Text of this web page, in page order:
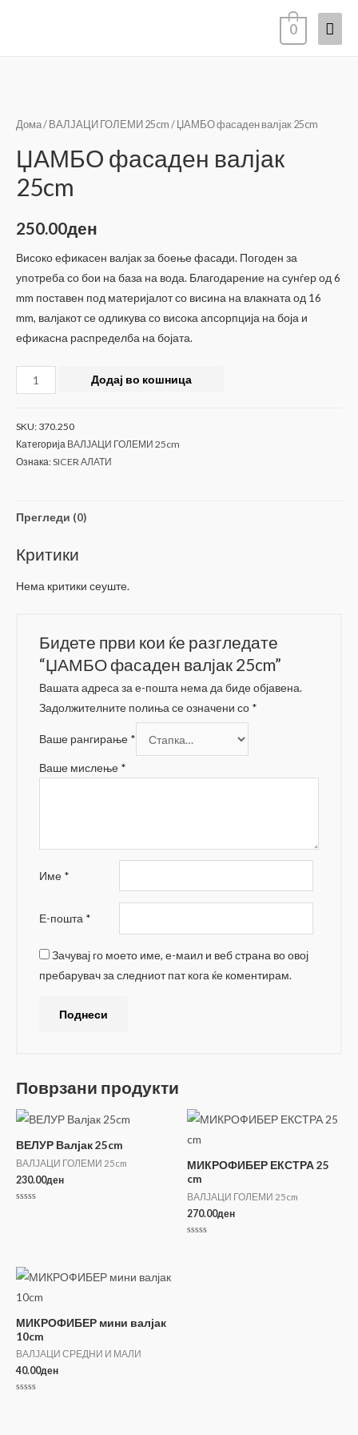
0
Дома/ ВАЛЈАЦИ ГОЛЕМИ 25cm / ЏАМБО фасаден валјак 25cm
ЏАМБО фасаден валјак
25cm
250.00ден
Високо ефикасен валјак за боење фасади. Погоден за
употреба со бои на база на вода. Благодарение на сунѓер од 6
mm поставен под материјалот со висина на влакната од 16
mm, валјакот се одликува со висока апсорпција на боја и
ефикасна распределба на бојата.
ЏАМБО
фасаден
количина
Додај во кошница
SKU: 370.250
Категорија ВАЛЈАЦИ ГОЛЕМИ 25cm
Ознака:SICER АЛАТИ
Прегледи (0)
Критики
Нема критики сеуште.
Бидете први кои ќе разгледате
“ЏАМБО фасаден валјак 25cm”
Вашата адреса за е-пошта нема да биде објавена.
Задолжителните полиња се означени со *
Ваше рангирање *
Ваше мислење *
Име *
Е-пошта *
Зачувај го моето име, е-маил и веб страна во овој
пребарувач за следниот пат кога ќе коментирам.
Поврзани продукти
ВЕЛУР Валјак 25cm
ВАЛЈАЦИ ГОЛЕМИ 25cm
230.00ден
МИКРОФИБЕР ЕКСТРА 25
cm
ВАЛЈАЦИ ГОЛЕМИ 25cm
270.00ден
МИКРОФИБЕР мини валјак
10cm
ВАЛЈАЦИ СРЕДНИ И МАЛИ
40.00ден